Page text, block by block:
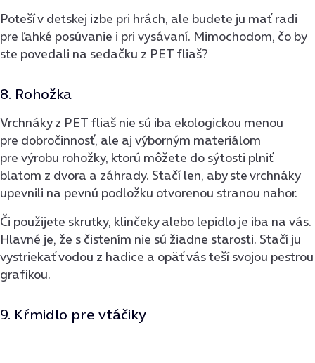
Poteší v detskej izbe pri hrách, ale budete ju mať radi
pre ľahké posúvanie i pri vysávaní. Mimochodom, čo by
ste povedali na sedačku z PET fliaš?
8. Rohožka
Vrchnáky z PET fliaš nie sú iba ekologickou menou
pre dobročinnosť, ale aj výborným materiálom
pre výrobu rohožky, ktorú môžete do sýtosti plniť
blatom z dvora a záhrady. Stačí len, aby ste vrchnáky
upevnili na pevnú podložku otvorenou stranou nahor.
Či použijete skrutky, klinčeky alebo lepidlo je iba na vás.
Hlavné je, že s čistením nie sú žiadne starosti. Stačí ju
vystriekať vodou z hadice a opäť vás teší svojou pestrou
grafikou.
9. Kŕmidlo pre vtáčiky